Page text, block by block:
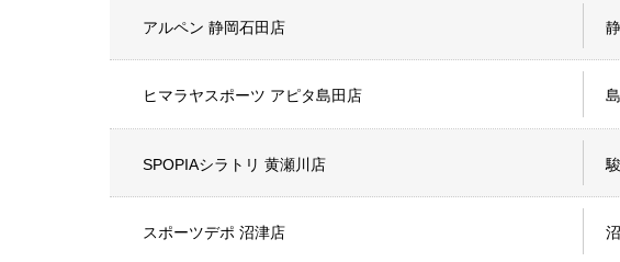
アルペン 静岡石田店
ヒマラヤスポーツ アピタ島田店
SPOPIAシラトリ 黄瀬川店
スポーツデポ 沼津店